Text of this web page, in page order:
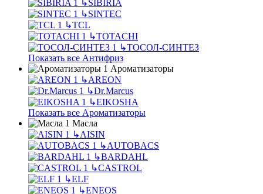
↳SIBIRIA
↳SINTEC
↳TCL
↳TOTACHI
↳ТОСОЛ-СИНТЕЗ
Показать все Антифриз
Ароматизаторы
↳AREON
↳Dr.Marcus
↳EIKOSHA
Показать все Ароматизаторы
Масла
↳AISIN
↳AUTOBACS
↳BARDAHL
↳CASTROL
↳ELF
↳ENEOS